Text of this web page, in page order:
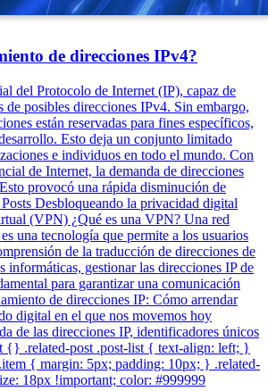
de direcciones IPv4?
del Protocolo de Internet (IP), capaz de
de posibles direcciones IPv4. Sin embargo,
están reservadas para fines específicos,
Esto deja un conjunto limitado
e individuos en todo el mundo. Con
de Internet, la demanda de direcciones
provocó una rápida disminución de
Desbloqueando la privacidad digital
(VPN) ¿Qué es una VPN? Una red
una tecnología que permite a los usuarios
de la traducción de direcciones de
informáticas, gestionar las direcciones IP de
para garantizar una comunicación
de direcciones IP: Cómo arrendar
digital en el que nos movemos hoy
de las direcciones IP, identificadores únicos
{} .related-post .post-list { text-align: left; }
{ margin: 5px; padding: 10px; } .related-
18px !important; color: #999999